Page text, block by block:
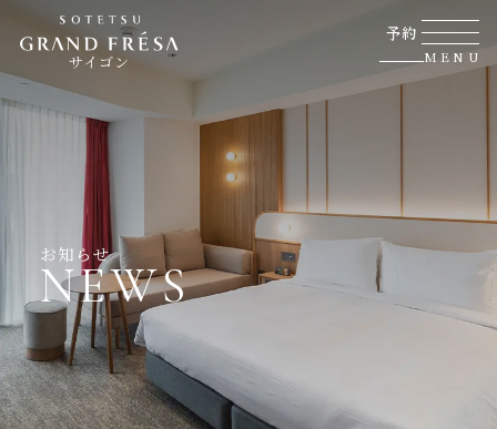
サイゴン
予約
MENU
お知らせ
NEWS